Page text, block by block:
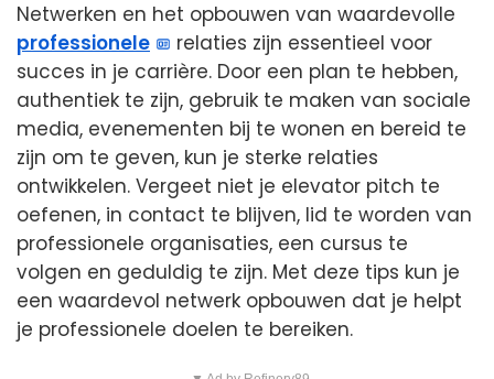
Netwerken en het opbouwen van waardevolle
professionele
relaties zijn essentieel voor
succes in je carrière. Door een plan te hebben,
authentiek te zijn, gebruik te maken van sociale
media, evenementen bij te wonen en bereid te
zijn om te geven, kun je sterke relaties
ontwikkelen. Vergeet niet je elevator pitch te
oefenen, in contact te blijven, lid te worden van
professionele organisaties, een cursus te
volgen en geduldig te zijn. Met deze tips kun je
een waardevol netwerk opbouwen dat je helpt
je professionele doelen te bereiken.